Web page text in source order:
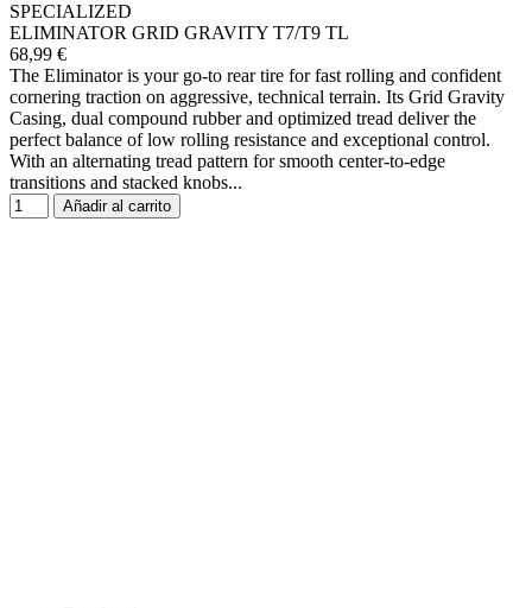
SPECIALIZED
ELIMINATOR GRID GRAVITY T7/T9 TL
68,99 €
The Eliminator is your go-to rear tire for fast rolling and confident
cornering traction on aggressive, technical terrain. Its Grid Gravity
Casing, dual compound rubber and optimized tread deliver the
perfect balance of low rolling resistance and exceptional control.
With an alternating tread pattern for smooth center-to-edge
transitions and stacked knobs...
Añadir al carrito